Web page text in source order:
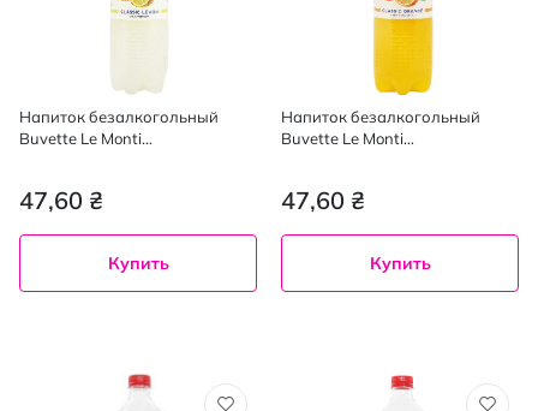
Напиток безалкогольный
Buvette Le Monti
47,60 ₴
Купить
Напиток безалкогольный
Buvette Le Monti
47,60 ₴
Купить